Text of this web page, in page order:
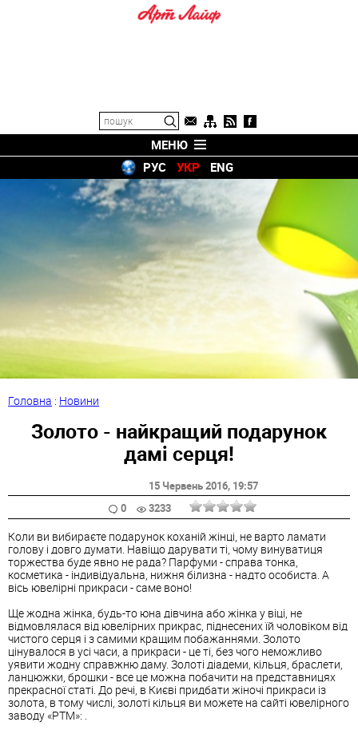
МЕНЮ
РУС
УКР ENG
Головна : Новини
Золото - найкращий подарунок
дамі серця!
15 Червень 2016, 19:57
0
3233
Коли ви вибираєте подарунок коханій жінці, не варто ламати
голову і довго думати. Навіщо дарувати ті, чому винуватиця
торжества буде явно не рада? Парфуми - справа тонка,
косметика - індивідуальна, нижня білизна - надто особиста. А
вісь ювелірні прикраси - саме воно!
Ще жодна жінка, будь-то юна дівчина або жінка у віці, не
відмовлялася від ювелірних прикрас, піднесених їй чоловіком від
чистого серця і з самими кращим побажаннями. Золото
цінувалося в усі часи, а прикраси - це ті, без чого неможливо
уявити жодну справжню даму. Золоті діадеми, кільця, браслети,
ланцюжки, брошки - все це можна побачити на представницях
прекрасної статі. До речі, в Києві придбати жіночі прикраси із
золота, в тому числі, золоті кільця ви можете на сайті ювелірного
заводу «РТМ»: .